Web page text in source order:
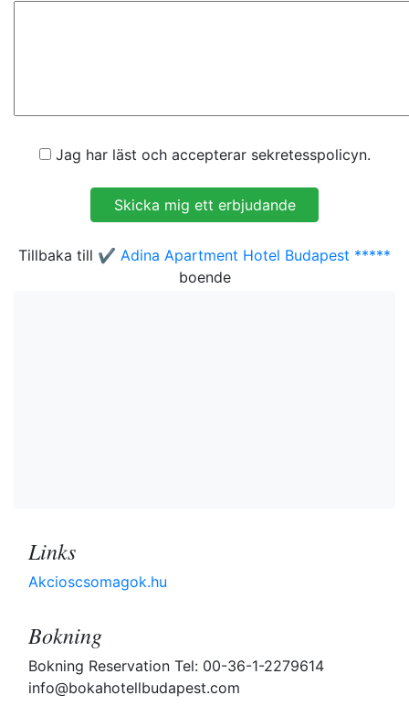
Jag har läst och accepterar sekretesspolicyn.
Tillbaka till ✔️ Adina Apartment Hotel Budapest *****
boende
Links
Akcioscsomagok.hu
Bokning
Bokning Reservation Tel: 00-36-1-2279614
info@bokahotellbudapest.com